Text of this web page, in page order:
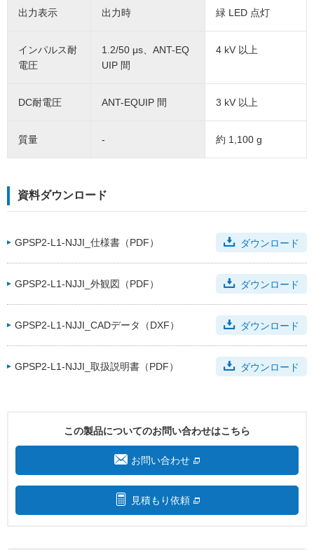
出力表示 出力時 緑 LED 点灯
インパルス耐
電圧
1.2/50 μs、ANT-EQ
UIP 間
4 kV 以上
DC耐電圧 ANT-EQUIP 間 3 kV 以上
質量 - 約 1,100 g
資料ダウンロード
GPSP2-L1-NJJI_仕様書（PDF） ダウンロード
GPSP2-L1-NJJI_外観図（PDF） ダウンロード
GPSP2-L1-NJJI_CADデータ（DXF） ダウンロード
GPSP2-L1-NJJI_取扱説明書（PDF） ダウンロード
この製品についてのお問い合わせはこちら
お問い合わせ
見積もり依頼